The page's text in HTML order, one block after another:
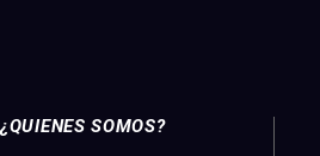
¿QUIENES SOMOS?